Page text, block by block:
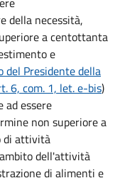
della necessità,
a centottanta
e
del Presidente della
6, com. 1, let. e-bis)
ad essere
non superiore a
di attività
dell'attività
di alimenti e